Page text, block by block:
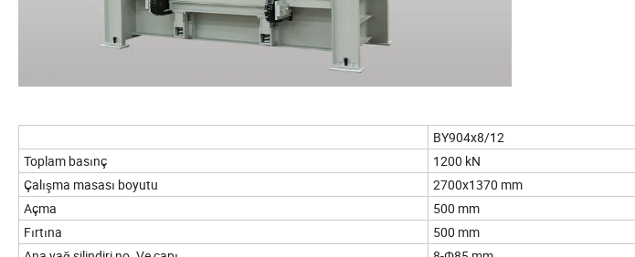
BY904x8/12
Toplam basınç
1200 kN
Çalışma masası boyutu
2700x1370 mm
Açma
500 mm
Fırtına
500 mm